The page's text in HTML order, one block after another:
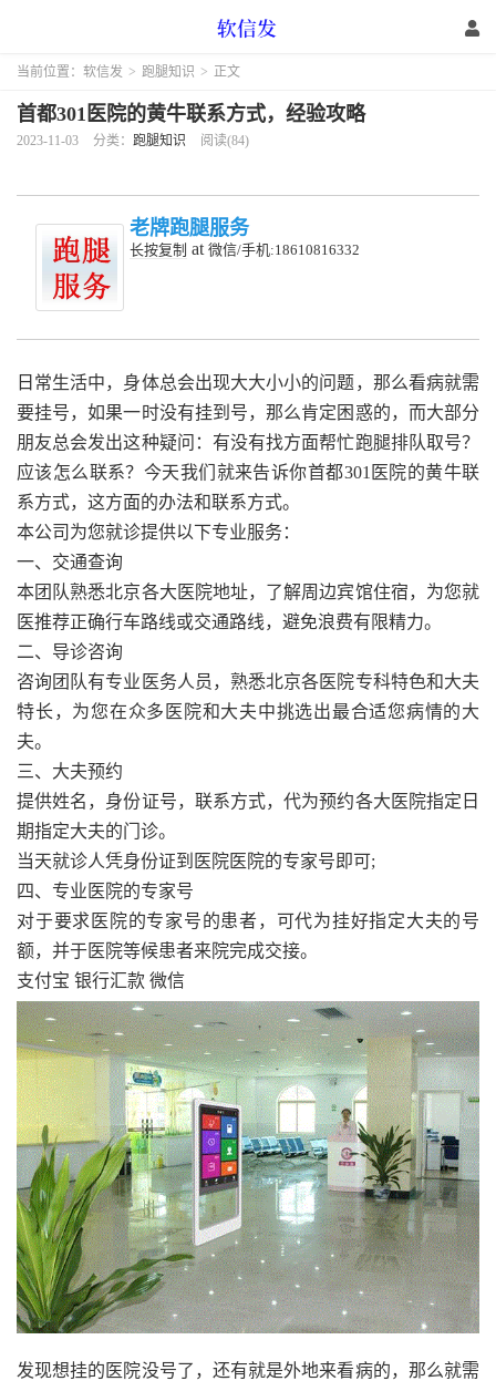
当前位置： 软信发 > 跑腿知识 > 正文
首都301医院的黄牛联系方式，经验攻略
2023-11-03 分类： 跑腿知识 阅读(84)
老牌跑腿服务
长按复制 at 微信/手机:18610816332
日常生活中，身体总会出现大大小小的问题，那么看病就需
要挂号，如果一时没有挂到号，那么肯定困惑的，而大部分
朋友总会发出这种疑问：有没有找方面帮忙跑腿排队取号？
应该怎么联系？今天我们就来告诉你首都301医院的黄牛联
系方式，这方面的办法和联系方式。
本公司为您就诊提供以下专业服务：
一、交通查询
本团队熟悉北京各大医院地址，了解周边宾馆住宿，为您就
医推荐正确行车路线或交通路线，避免浪费有限精力。
二、导诊咨询
咨询团队有专业医务人员，熟悉北京各医院专科特色和大夫
特长，为您在众多医院和大夫中挑选出最合适您病情的大
夫。
三、大夫预约
提供姓名，身份证号，联系方式，代为预约各大医院指定日
期指定大夫的门诊。
当天就诊人凭身份证到医院医院的专家号即可;
四、专业医院的专家号
对于要求医院的专家号的患者，可代为挂好指定大夫的号
额，并于医院等候患者来院完成交接。
支付宝 银行汇款 微信
发现想挂的医院没号了，还有就是外地来看病的，那么就需